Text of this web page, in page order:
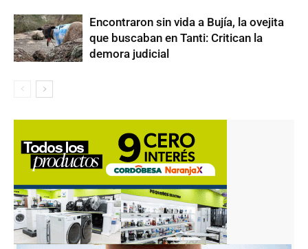
Encontraron sin vida a Bujía, la ovejita
que buscaban en Tanti: Critican la
demora judicial